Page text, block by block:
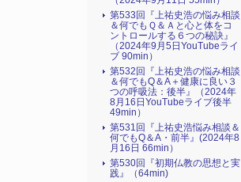
第533回『上祐史浩の悩み相談
＆何でもＱ＆Ａと心と体をコ
ントロールする６つの秘訣』
（2024年9月5日YouTubeライ
ブ 90min）
第532回『上祐史浩の悩み相談
＆何でもQ＆A＋健康に良い３
つの呼吸法：後半』（2024年
8月16日YouTubeライブ後半
49min）
第531回『上祐史浩悩み相談＆
何でもQ＆A・前半』(2024年8
月16日 66min）
第530回『初期仏教の思想と実
践』（64min)